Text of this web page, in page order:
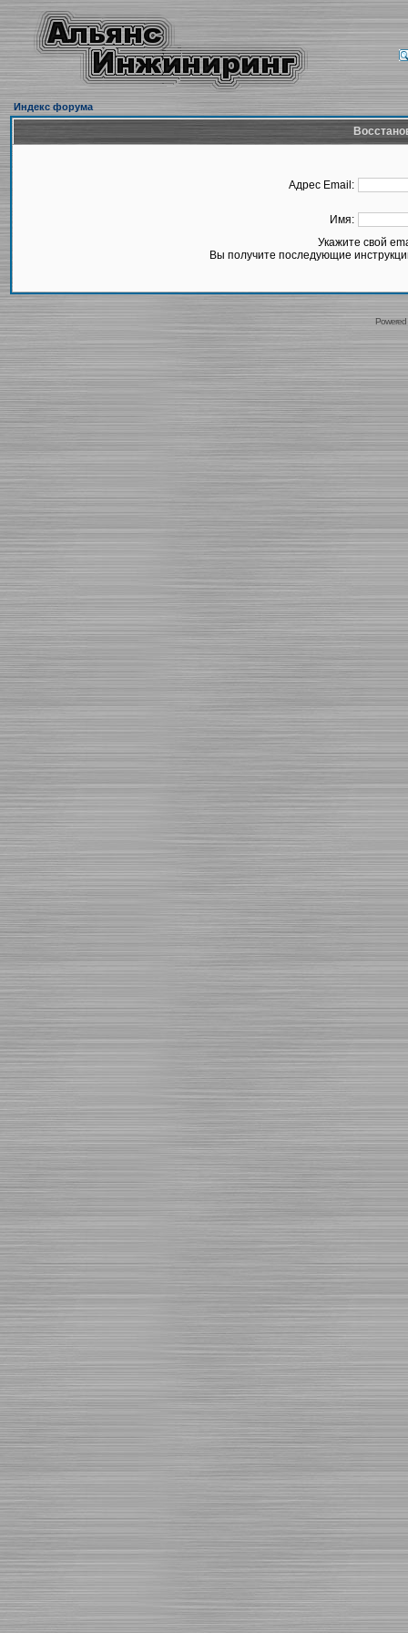
Индекс форума
Адрес Email:
Имя:
Укажите свой
Вы получите последующие